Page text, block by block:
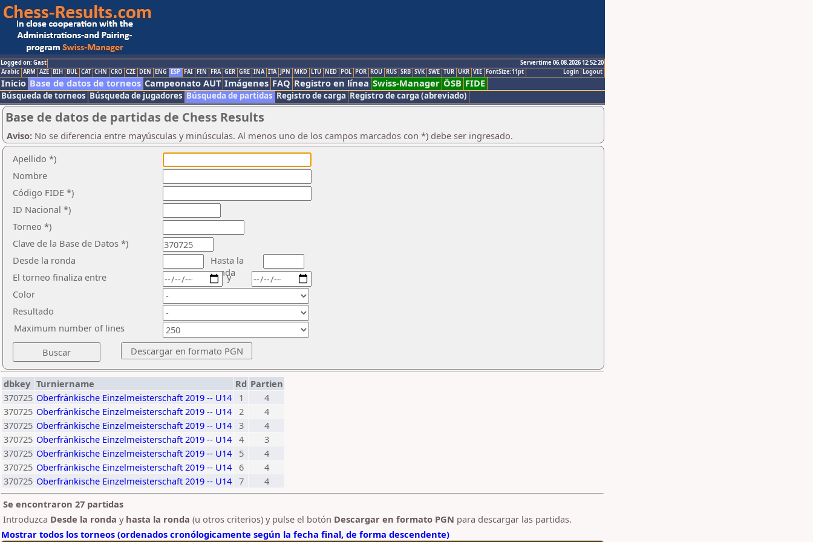
Logged on: Gast
Servertime 06.08.2026 12:52:20
Logout
Login
Arabic ARM AZE BIH BUL CAT CHN CRO CZE DEN ENG ESP FAI FIN FRA GER GRE INA ITA JPN MKD LTU NED POL POR ROU RUS SRB SVK SWE TUR UKR VIE FontSize:11pt
Inicio Base de datos de torneos Campeonato AUT Imágenes FAQ Registro en línea Swiss-Manager ÖSB FIDE
Búsqueda de torneos Búsqueda de jugadores Búsqueda de partidas Registro de carga Registro de carga (abreviado)
Base de datos de partidas de Chess Results
Aviso: No se diferencia entre mayúsculas y minúsculas. Al menos uno de los campos marcados con *) debe ser ingresado.
Apellido *)
Nombre
Código FIDE *)
ID Nacional *)
Torneo *)
Clave de la Base de Datos *)
Desde la ronda
Hasta la
ronda
El torneo finaliza entre
Color
Resultado
y
Maximum number of lines
dbkey Turniername Rd Partien
370725 Oberfränkische Einzelmeisterschaft 2019 -- U14 1
4
370725 Oberfränkische Einzelmeisterschaft 2019 -- U14 2
4
370725 Oberfränkische Einzelmeisterschaft 2019 -- U14 3
4
370725 Oberfränkische Einzelmeisterschaft 2019 -- U14 4
3
370725 Oberfränkische Einzelmeisterschaft 2019 -- U14 5
4
370725 Oberfränkische Einzelmeisterschaft 2019 -- U14 6
4
370725 Oberfränkische Einzelmeisterschaft 2019 -- U14 7
4
Se encontraron 27 partidas
Introduzca Desde la ronda y hasta la ronda (u otros criterios) y pulse el botón Descargar en formato PGN para descargar las partidas.
Mostrar todos los torneos (ordenados cronólogicamente según la fecha final, de forma descendente)